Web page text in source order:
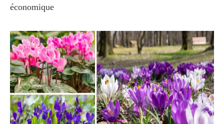
économique